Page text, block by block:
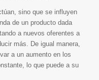
sino que se influyen
de un producto dada
a nuevos oferentes a
más. De igual manera,
a un aumento en los
lo que puede a su